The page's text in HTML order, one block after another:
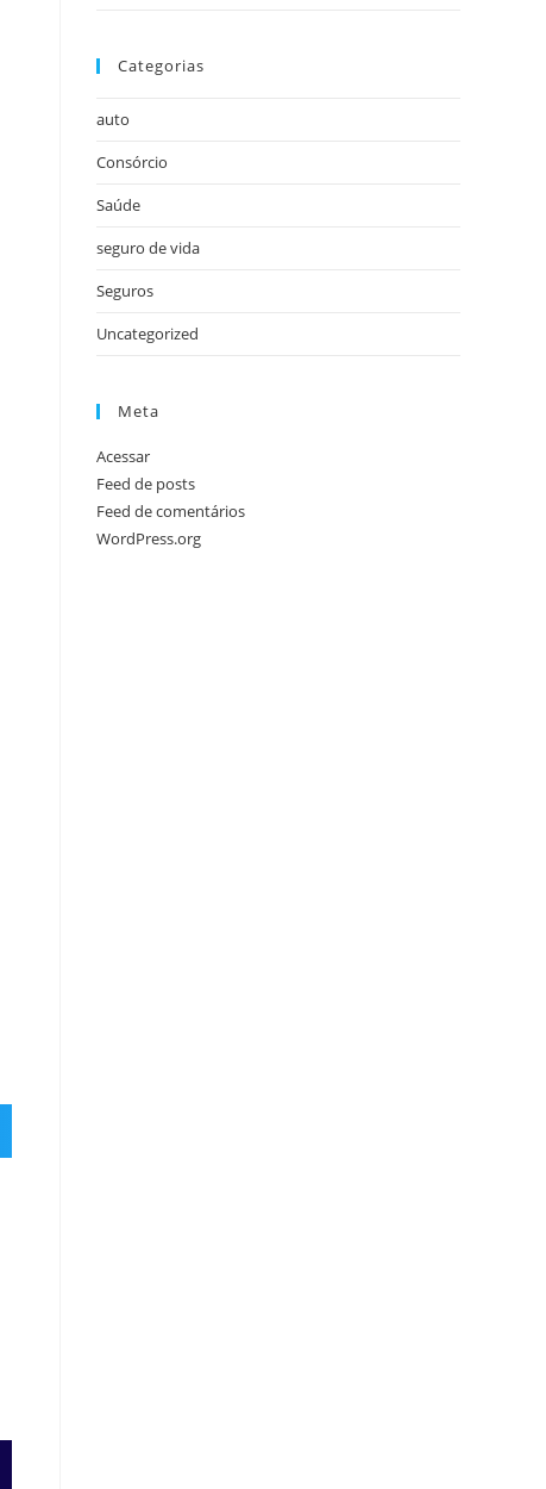
Categorias
auto
Consórcio
Saúde
seguro de vida
Seguros
Uncategorized
Meta
Acessar
Feed de posts
Feed de comentários
WordPress.org